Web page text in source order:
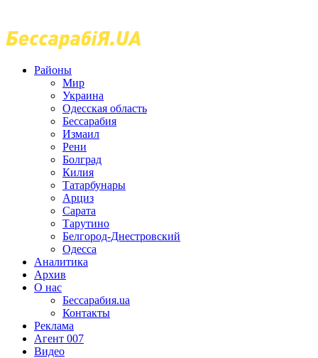
Районы
Мир
Украина
Одесская область
Бессарабия
Измаил
Рени
Болград
Килия
Татарбунары
Арциз
Сарата
Тарутино
Белгород-Днестровский
Одесса
Аналитика
Архив
О нас
Бессарабия.ua
Контакты
Реклама
Агент 007
Видео